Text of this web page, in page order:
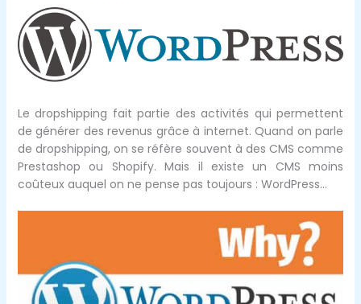
Le dropshipping fait partie des activités qui permettent
de générer des revenus grâce à internet. Quand on parle
de dropshipping, on se réfère souvent à des CMS comme
Prestashop ou Shopify. Mais il existe un CMS moins
coûteux auquel on ne pense pas toujours : WordPress…